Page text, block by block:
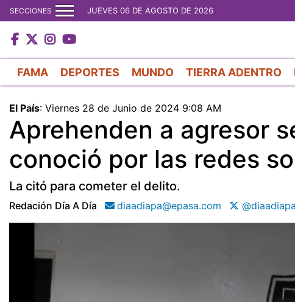
SECCIONES JUEVES 06 DE AGOSTO DE 2026
FAMA DEPORTES MUNDO TIERRA ADENTRO
El País: Viernes 28 de Junio de 2024 9:08 AM
Aprehenden a agresor
conoció por las redes
La citó para cometer el delito.
Redación Día A Día diaadiapa@epasa.com @diaadiapa